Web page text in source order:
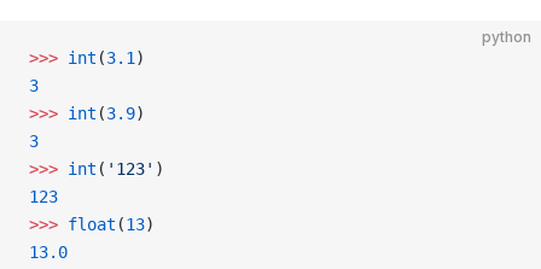
python
>>> int (3.1 )
3
>>> int (3.9)
3
>>> int ( '123' )
123
>>> float (13)
13.0